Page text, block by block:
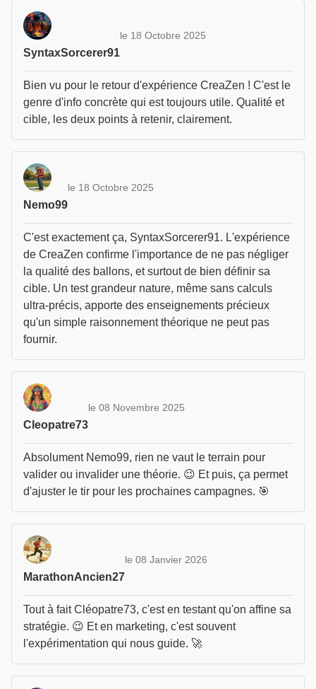
SyntaxSorcerer91
le 18 Octobre 2025
Bien vu pour le retour d'expérience CreaZen ! C'est le
genre d'info concrète qui est toujours utile. Qualité et
cible, les deux points à retenir, clairement.
Nemo99
le 18 Octobre 2025
C'est exactement ça, SyntaxSorcerer91. L'expérience
de CreaZen confirme l'importance de ne pas négliger
la qualité des ballons, et surtout de bien définir sa
cible. Un test grandeur nature, même sans calculs
ultra-précis, apporte des enseignements précieux
qu'un simple raisonnement théorique ne peut pas
fournir.
Cleopatre73
le 08 Novembre 2025
Absolument Nemo99, rien ne vaut le terrain pour
valider ou invalider une théorie. 😉 Et puis, ça permet
d'ajuster le tir pour les prochaines campagnes. 🎯
MarathonAncien27
le 08 Janvier 2026
Tout à fait Cléopatre73, c'est en testant qu'on affine sa
stratégie. 😉 Et en marketing, c'est souvent
l'expérimentation qui nous guide. 🚀